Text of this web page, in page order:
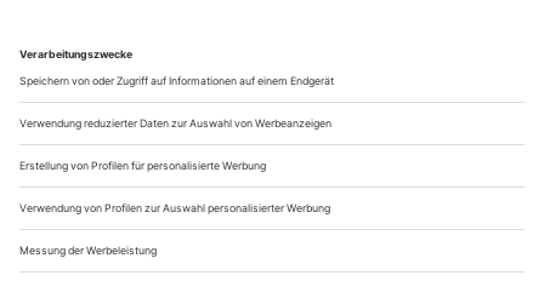
in Kraft.
Aus steuerlichen Gründen abweichende Preise für Käufe
außerhalb Deutschlands (Endpreis vor Auslösen der Bestellung
ersichtlich)